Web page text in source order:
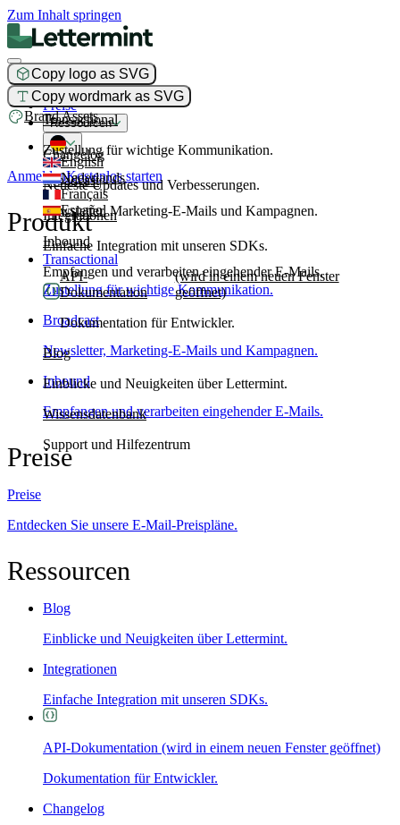
Zum Inhalt springen
Copy logo as SVG
Copy wordmark as SVG
Brand Assets
Produkt
Transactional
Zustellung für wichtige Kommunikation.
Broadcast
Newsletter, Marketing-E-Mails und Kampagnen.
Inbound
Empfangen und verarbeiten eingehender E-Mails.
Preise
Ressourcen
Changelog
Neueste Updates und Verbesserungen.
Integrationen
Einfache Integration mit unseren SDKs.
API-
Dokumentation
(wird in einem neuen Fenster
geöffnet)
Dokumentation für Entwickler.
Blog
Einblicke und Neuigkeiten über Lettermint.
Wissensdatenbank
Support und Hilfezentrum
English
Nederlands
Français
Español
AnmeldenKostenlos starten
Produkt
Transactional
Zustellung für wichtige Kommunikation.
Broadcast
Newsletter, Marketing-E-Mails und Kampagnen.
Inbound
Empfangen und verarbeiten eingehender E-Mails.
Preise
Preise
Entdecken Sie unsere E-Mail-Preispläne.
Ressourcen
Blog
Einblicke und Neuigkeiten über Lettermint.
Integrationen
Einfache Integration mit unseren SDKs.
API-Dokumentation (wird in einem neuen Fenster geöffnet)
Dokumentation für Entwickler.
Changelog